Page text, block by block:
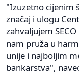
"Izuzetno cijenim
značaj i ulogu
zahvaljujem
nam pruža u
unije i najboljim
bankarstva",